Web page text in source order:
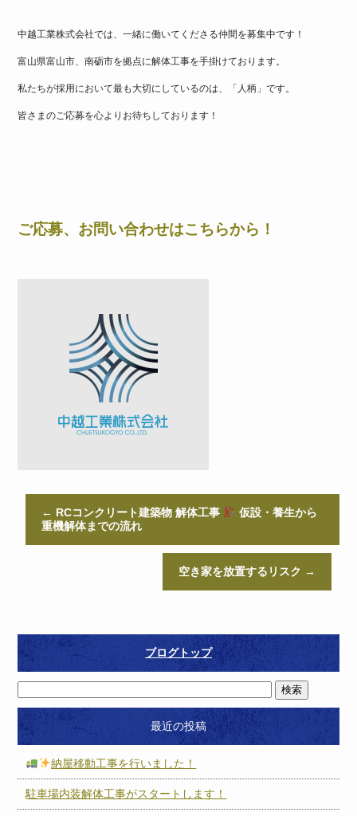
中越工業株式会社では、一緒に働いてくださる仲間を募集中です！
富山県富山市、南砺市を拠点に解体工事を手掛けております。
私たちが採用において最も大切にしているのは、「人柄」です。
皆さまのご応募を心よりお待ちしております！
ご応募、お問い合わせはこちらから！
← RCコンクリート建築物 解体工事
仮設・養生から
重機解体までの流れ
空き家を放置するリスク →
ブログトップ
最近の投稿
納屋移動工事を行いました！
駐車場内装解体工事がスタートします！